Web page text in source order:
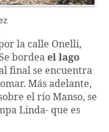
la calle Onelli,
bordea el lago
final se encuentra
Más adelante,
el río Manso, se
Linda- que es